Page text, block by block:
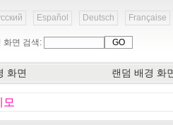
Español Deutsch Française
화면 검색:
화면 랜덤 배경 화